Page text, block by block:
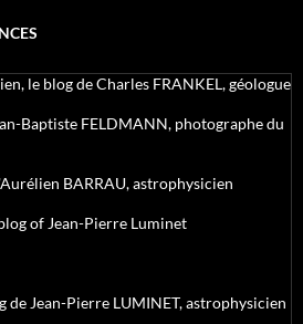
le blog de Charles FRANKEL, géologue
Baptiste FELDMANN, photographe du
BARRAU, astrophysicien
of Jean-Pierre Luminet
de Jean-Pierre LUMINET, astrophysicien